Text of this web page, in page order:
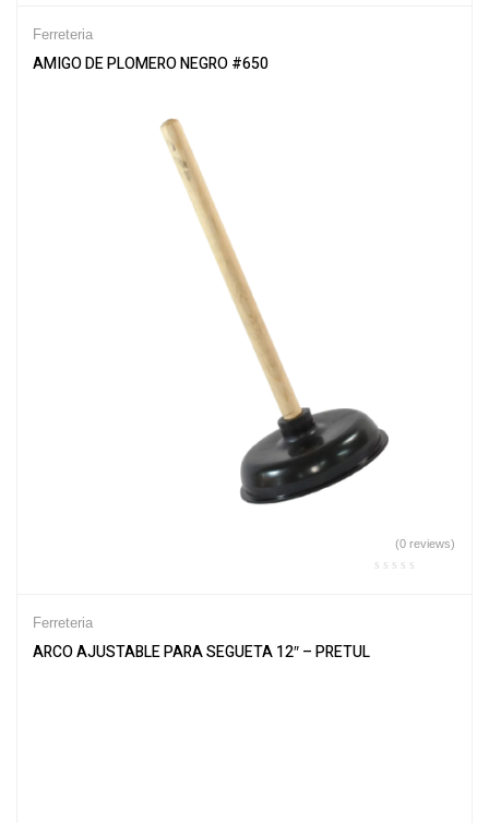
Ferreteria
AMIGO DE PLOMERO NEGRO #650
(0 reviews)
Ferreteria
ARCO AJUSTABLE PARA SEGUETA 12″ – PRETUL